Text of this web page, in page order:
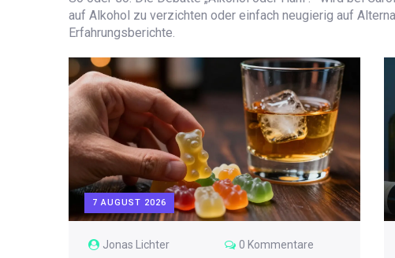
auf Alkohol zu verzichten oder einfach neugierig auf
Erfahrungsberichte.
7 AUGUST 2026
Jonas Lichter 0 Kommentare